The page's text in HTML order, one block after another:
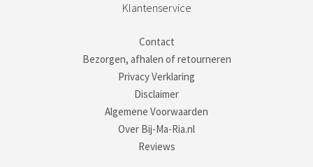
Klantenservice
Contact
Bezorgen, afhalen of retourneren
Privacy Verklaring
Disclaimer
Algemene Voorwaarden
Over Bij-Ma-Ria.nl
Reviews